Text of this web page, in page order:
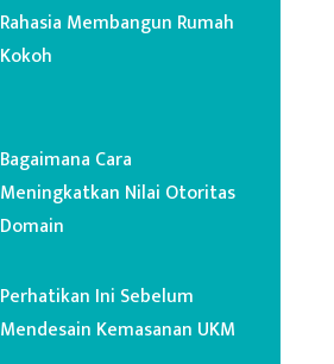
Rahasia Membangun Rumah
Kokoh
Bagaimana Cara
Meningkatkan Nilai Otoritas
Domain
Perhatikan Ini Sebelum
Mendesain Kemasanan UKM